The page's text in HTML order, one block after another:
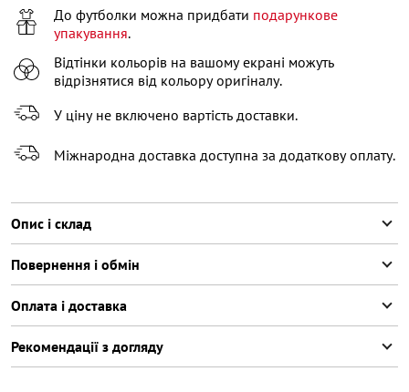
До футболки можна придбати подарункове
упакування.
Відтінки кольорів на вашому екрані можуть
відрізнятися від кольору оригіналу.
У ціну не включено вартість доставки.
Міжнародна доставка доступна за додаткову оплату.
Опис і склад
Повернення і обмін
Оплата і доставка
Рекомендації з догляду